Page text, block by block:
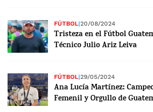
FÚTBOL|20/08/2024
Tristeza en el Fútbol
Técnico Julio Ariz Leiva
FÚTBOL|29/05/2024
Ana Lucía Martínez:
Femenil y Orgullo de